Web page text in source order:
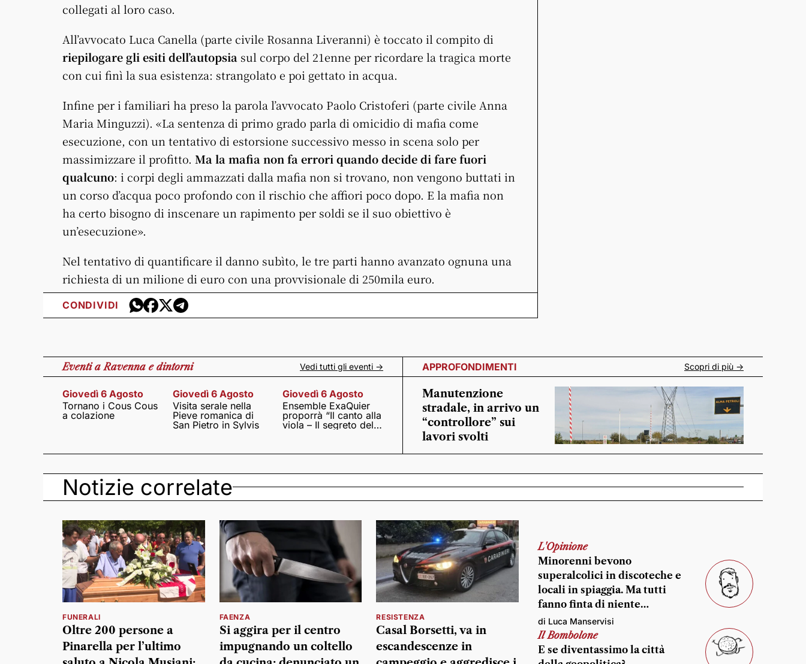
collegati al loro caso.
All’avvocato Luca Canella (parte civile Rosanna Liveranni) è toccato il compito di
riepilogare gli esiti dell’autopsia sul corpo del 21enne per ricordare la tragica morte
con cui finì la sua esistenza: strangolato e poi gettato in acqua.
Infine per i familiari ha preso la parola l’avvocato Paolo Cristoferi (parte civile Anna
Maria Minguzzi). «La sentenza di primo grado parla di omicidio di mafia come
esecuzione, con un tentativo di estorsione successivo messo in scena solo per
massimizzare il profitto. Ma la mafia non fa errori quando decide di fare fuori
qualcuno: i corpi degli ammazzati dalla mafia non si trovano, non vengono buttati in
un corso d’acqua poco profondo con il rischio che affiori poco dopo. E la mafia non
ha certo bisogno di inscenare un rapimento per soldi se il suo obiettivo è
un’esecuzione».
Nel tentativo di quantificare il danno subìto, le tre parti hanno avanzato ognuna una
richiesta di un milione di euro con una provvisionale di 250mila euro.
CONDIVIDI
Eventia Ravenna e dintorni Vedi tutti gli eventi ->
Giovedì 6 Agosto
Tornano i Cous Cous
a colazione
Giovedì 6 Agosto
Visita serale nella
Pieve romanica di
San Pietro in Sylvis
Giovedì 6 Agosto
Ensemble ExaQuier
proporrà “Il canto alla
viola – Il segreto del
APPROFONDIMENTI Scopri di più ->
Manutenzione
stradale, in arrivo un
“controllore” sui
lavori svolti
Notizie correlate
FUNERALI
Oltre 200 persone a
Pinarella per l’ultimo
FAENZA
Si aggira per il centro
impugnando un coltello
RESISTENZA
Casal Borsetti, va in
escandescenze in
L'Opinione
Minorenni bevono
superalcolici in discoteche e
locali in spiaggia. Ma tutti
fanno finta di niente…
di Luca Manservisi
Il Bombolone
E se diventassimo la città